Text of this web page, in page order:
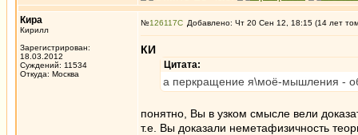
Кира
Кирилл
Зарегистрирован:
18.03.2012
Суждений: 11534
Откуда: Москва
№126117 Добавлено: Чт 20 Сен 12, 18:15 (14 лет
КИ
Цитата:
а перкращение я\моё-мышления -
понятно, Вы в узком смысле вели
т.е. Вы доказали неметафизичность